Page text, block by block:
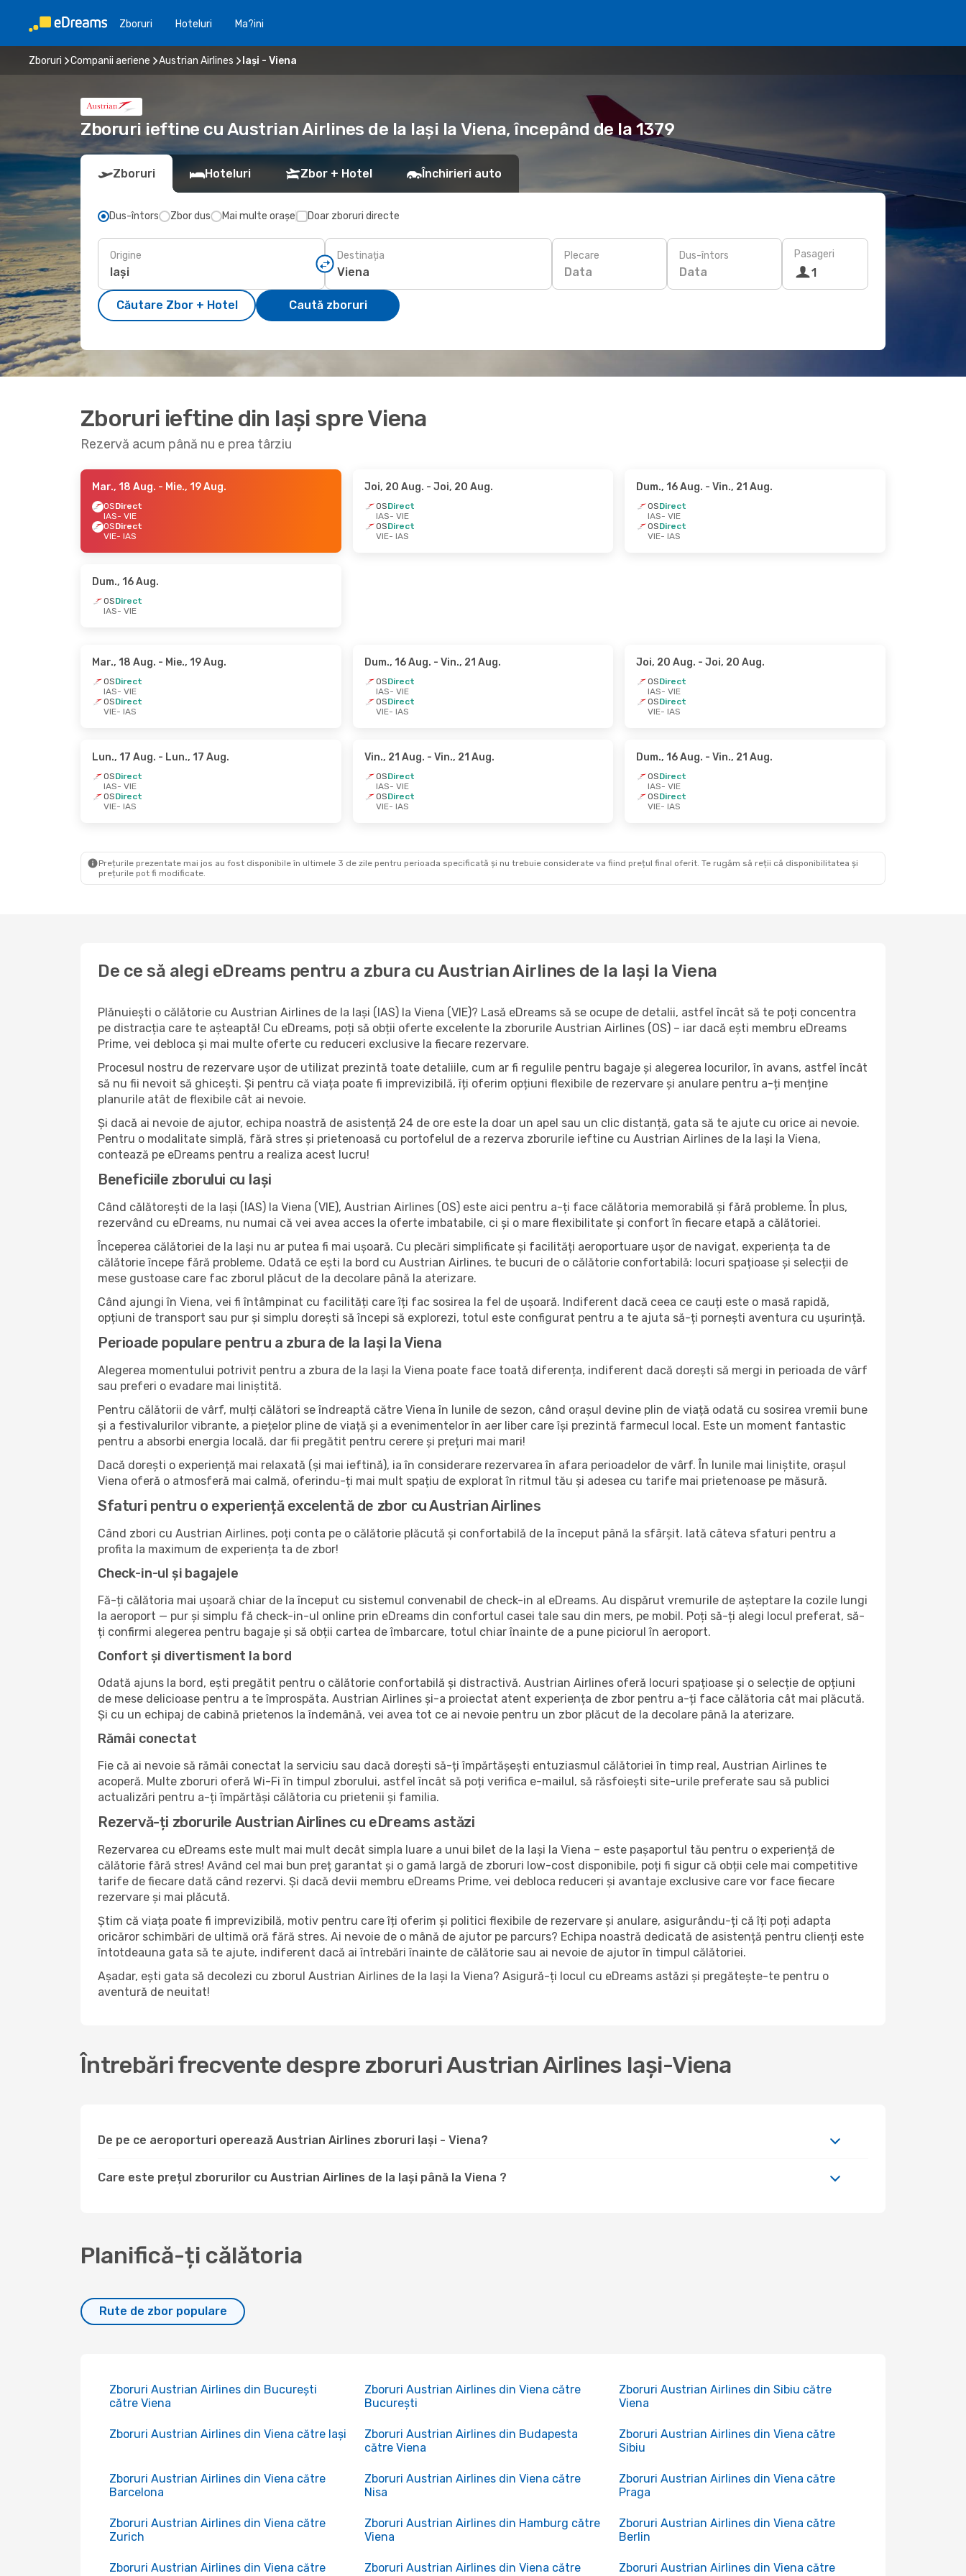
Zboruri Hoteluri Ma?ini
Zboruri Companii aeriene Austrian Airlines Iași - Viena
Zboruri ieftine cu Austrian Airlines de la Iași la Viena, începând de la 1379
Zboruri Hoteluri Zbor + Hotel Închirieri auto
Dus-întors Zbor dus Mai multe orașe Doar zboruri directe
Origine Destinația Plecare
Data
Dus-întors
Data
Pasageri
1
Căutare Zbor + Hotel Caută zboruri
Zboruri ieftine din Iași spre Viena
Rezervă acum până nu e prea târziu
Mar., 18 Aug. - Mie., 19 Aug.
OSDirect
IAS- VIE
OSDirect
VIE- IAS
Joi, 20 Aug. - Joi, 20 Aug.
OSDirect
IAS- VIE
OSDirect
VIE- IAS
Dum., 16 Aug. - Vin., 21 Aug.
OSDirect
IAS- VIE
OSDirect
VIE- IAS
Dum., 16 Aug.
OSDirect
IAS- VIE
Mar., 18 Aug. - Mie., 19 Aug.
OSDirect
IAS- VIE
OSDirect
VIE- IAS
Dum., 16 Aug. - Vin., 21 Aug.
OSDirect
IAS- VIE
OSDirect
VIE- IAS
Joi, 20 Aug. - Joi, 20 Aug.
OSDirect
IAS- VIE
OSDirect
VIE- IAS
Lun., 17 Aug. - Lun., 17 Aug.
OSDirect
IAS- VIE
OSDirect
VIE- IAS
Vin., 21 Aug. - Vin., 21 Aug.
OSDirect
IAS- VIE
OSDirect
VIE- IAS
Dum., 16 Aug. - Vin., 21 Aug.
OSDirect
IAS- VIE
OSDirect
VIE- IAS
Prețurile prezentate mai jos au fost disponibile în ultimele 3 de zile pentru perioada specificată și nu trebuie considerate va fiind prețul final oferit. Te rugăm să reții că disponibilitatea și
prețurile pot fi modificate.
De ce să alegi eDreams pentru a zbura cu Austrian Airlines de la Iași la Viena
Plănuiești o călătorie cu Austrian Airlines de la Iași (IAS) la Viena (VIE)? Lasă eDreams să se ocupe de detalii, astfel încât să te poți concentra
pe distracția care te așteaptă! Cu eDreams, poți să obții oferte excelente la zborurile Austrian Airlines (OS) – iar dacă ești membru eDreams
Prime, vei debloca și mai multe oferte cu reduceri exclusive la fiecare rezervare.
Procesul nostru de rezervare ușor de utilizat prezintă toate detaliile, cum ar fi regulile pentru bagaje și alegerea locurilor, în avans, astfel încât
să nu fii nevoit să ghicești. Și pentru că viața poate fi imprevizibilă, îți oferim opțiuni flexibile de rezervare și anulare pentru a-ți menține
planurile atât de flexibile cât ai nevoie.
Și dacă ai nevoie de ajutor, echipa noastră de asistență 24 de ore este la doar un apel sau un clic distanță, gata să te ajute cu orice ai nevoie.
Pentru o modalitate simplă, fără stres și prietenoasă cu portofelul de a rezerva zborurile ieftine cu Austrian Airlines de la Iași la Viena,
contează pe eDreams pentru a realiza acest lucru!
Beneficiile zborului cu Iași
Când călătorești de la Iași (IAS) la Viena (VIE), Austrian Airlines (OS) este aici pentru a-ți face călătoria memorabilă și fără probleme. În plus,
rezervând cu eDreams, nu numai că vei avea acces la oferte imbatabile, ci și o mare flexibilitate și confort în fiecare etapă a călătoriei.
Începerea călătoriei de la Iași nu ar putea fi mai ușoară. Cu plecări simplificate și facilități aeroportuare ușor de navigat, experiența ta de
călătorie începe fără probleme. Odată ce ești la bord cu Austrian Airlines, te bucuri de o călătorie confortabilă: locuri spațioase și selecții de
mese gustoase care fac zborul plăcut de la decolare până la aterizare.
Când ajungi în Viena, vei fi întâmpinat cu facilități care îți fac sosirea la fel de ușoară. Indiferent dacă ceea ce cauți este o masă rapidă,
opțiuni de transport sau pur și simplu dorești să începi să explorezi, totul este configurat pentru a te ajuta să-ți pornești aventura cu ușurință.
Perioade populare pentru a zbura de la Iași la Viena
Alegerea momentului potrivit pentru a zbura de la Iași la Viena poate face toată diferența, indiferent dacă dorești să mergi in perioada de vârf
sau preferi o evadare mai liniștită.
Pentru călătorii de vârf, mulți călători se îndreaptă către Viena în lunile de sezon, când orașul devine plin de viață odată cu sosirea vremii bune
și a festivalurilor vibrante, a piețelor pline de viață și a evenimentelor în aer liber care își prezintă farmecul local. Este un moment fantastic
pentru a absorbi energia locală, dar fii pregătit pentru cerere și prețuri mai mari!
Dacă dorești o experiență mai relaxată (și mai ieftină), ia în considerare rezervarea în afara perioadelor de vârf. În lunile mai liniștite, orașul
Viena oferă o atmosferă mai calmă, oferindu-ți mai mult spațiu de explorat în ritmul tău și adesea cu tarife mai prietenoase pe măsură.
Sfaturi pentru o experiență excelentă de zbor cu Austrian Airlines
Când zbori cu Austrian Airlines, poți conta pe o călătorie plăcută și confortabilă de la început până la sfârșit. Iată câteva sfaturi pentru a
profita la maximum de experiența ta de zbor!
Check-in-ul și bagajele
Fă-ți călătoria mai ușoară chiar de la început cu sistemul convenabil de check-in al eDreams. Au dispărut vremurile de așteptare la cozile lungi
la aeroport — pur și simplu fă check-in-ul online prin eDreams din confortul casei tale sau din mers, pe mobil. Poți să-ți alegi locul preferat, să-
ți confirmi alegerea pentru bagaje și să obții cartea de îmbarcare, totul chiar înainte de a pune piciorul în aeroport.
Confort și divertisment la bord
Odată ajuns la bord, ești pregătit pentru o călătorie confortabilă și distractivă. Austrian Airlines oferă locuri spațioase și o selecție de opțiuni
de mese delicioase pentru a te împrospăta. Austrian Airlines și-a proiectat atent experiența de zbor pentru a-ți face călătoria cât mai plăcută.
Și cu un echipaj de cabină prietenos la îndemână, vei avea tot ce ai nevoie pentru un zbor plăcut de la decolare până la aterizare.
Rămâi conectat
Fie că ai nevoie să rămâi conectat la serviciu sau dacă dorești să-ți împărtășești entuziasmul călătoriei în timp real, Austrian Airlines te
acoperă. Multe zboruri oferă Wi-Fi în timpul zborului, astfel încât să poți verifica e-mailul, să răsfoiești site-urile preferate sau să publici
actualizări pentru a-ți împărtăși călătoria cu prietenii și familia.
Rezervă-ți zborurile Austrian Airlines cu eDreams astăzi
Rezervarea cu eDreams este mult mai mult decât simpla luare a unui bilet de la Iași la Viena – este pașaportul tău pentru o experiență de
călătorie fără stres! Având cel mai bun preț garantat și o gamă largă de zboruri low-cost disponibile, poți fi sigur că obții cele mai competitive
tarife de fiecare dată când rezervi. Și dacă devii membru eDreams Prime, vei debloca reduceri și avantaje exclusive care vor face fiecare
rezervare și mai plăcută.
Știm că viața poate fi imprevizibilă, motiv pentru care îți oferim și politici flexibile de rezervare și anulare, asigurându-ți că îți poți adapta
oricăror schimbări de ultimă oră fără stres. Ai nevoie de o mână de ajutor pe parcurs? Echipa noastră dedicată de asistență pentru clienți este
întotdeauna gata să te ajute, indiferent dacă ai întrebări înainte de călătorie sau ai nevoie de ajutor în timpul călătoriei.
Așadar, ești gata să decolezi cu zborul Austrian Airlines de la Iași la Viena? Asigură-ți locul cu eDreams astăzi și pregătește-te pentru o
aventură de neuitat!
Întrebări frecvente despre zboruri Austrian Airlines Iași-Viena
De pe ce aeroporturi operează Austrian Airlines zboruri Iași - Viena?
Care este prețul zborurilor cu Austrian Airlines de la Iași până la Viena ?
Planifică-ți călătoria
Rute de zbor populare
Zboruri Austrian Airlines din București
către Viena
Zboruri Austrian Airlines din Viena către
București
Zboruri Austrian Airlines din Sibiu către
Viena
Zboruri Austrian Airlines din Viena către Iași
Zboruri Austrian Airlines din Budapesta
către Viena
Zboruri Austrian Airlines din Viena către
Sibiu
Zboruri Austrian Airlines din Viena către
Barcelona
Zboruri Austrian Airlines din Viena către
Nisa
Zboruri Austrian Airlines din Viena către
Praga
Zboruri Austrian Airlines din Viena către
Zurich
Zboruri Austrian Airlines din Hamburg către
Viena
Zboruri Austrian Airlines din Viena către
Berlin
Zboruri Austrian Airlines din Viena către
Zboruri Austrian Airlines din Viena către
Zboruri Austrian Airlines din Viena către